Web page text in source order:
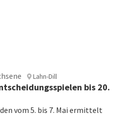
Lahn-Dill
bis 20.
vom 5. bis 7. Mai ermittelt